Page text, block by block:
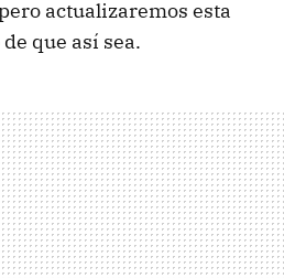
actualizaremos esta
que así sea.